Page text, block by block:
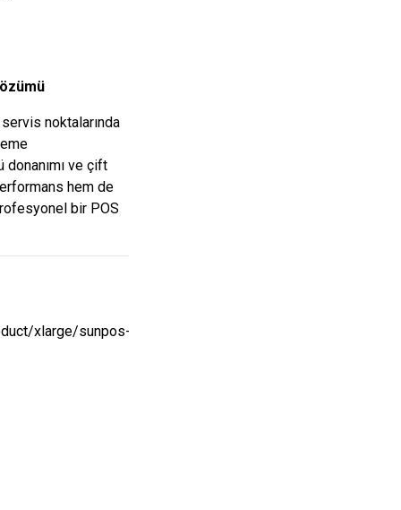
noktalarında
donanımı ve çift
hem de
bir POS